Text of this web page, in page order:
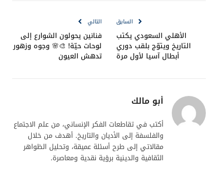
السابق
الأهلي السعودي يكتب
التاريخ ويتوّج بلقب دوري
أبطال آسيا لأول مرة
التالي
فنانين يحولون الشوارع إلى
لوحات حيّة! 🎨🌸 وجوه وزهور
تدهش العيون
أبو مالك
أكتب في تقاطعات الفكر الإنساني، من علم الاجتماع
والفلسفة إلى الأديان والتاريخ. أهدف من خلال
مقالاتي إلى طرح أسئلة عميقة، وتحليل الظواهر
الثقافية والدينية برؤية نقدية ومعاصرة.